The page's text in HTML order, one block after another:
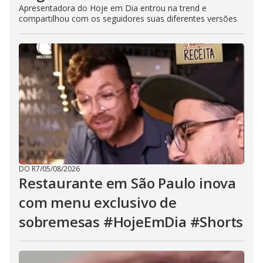
Apresentadora do Hoje em Dia entrou na trend e
compartilhou com os seguidores suas diferentes versões
DO R7/05/08/2026
Restaurante em São Paulo inova
com menu exclusivo de
sobremesas #HojeEmDia #Shorts